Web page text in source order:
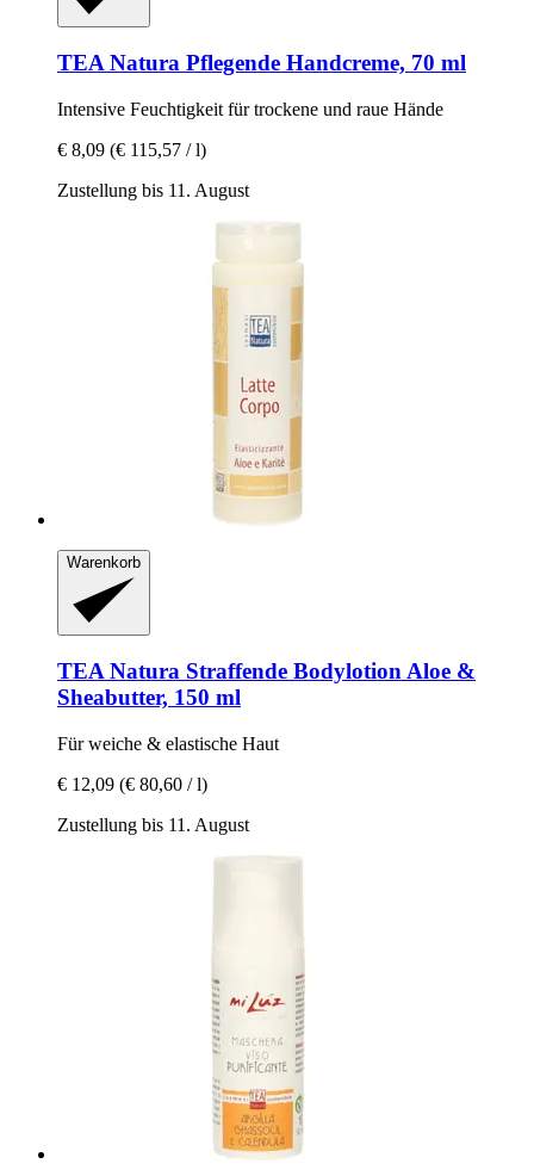
TEA Natura Pflegende Handcreme, 70 ml
Intensive Feuchtigkeit für trockene und raue Hände
€ 8,09 (€ 115,57 / l)
Zustellung bis 11. August
Warenkorb
TEA Natura Straffende Bodylotion Aloe &
Sheabutter, 150 ml
Für weiche & elastische Haut
€ 12,09 (€ 80,60 / l)
Zustellung bis 11. August